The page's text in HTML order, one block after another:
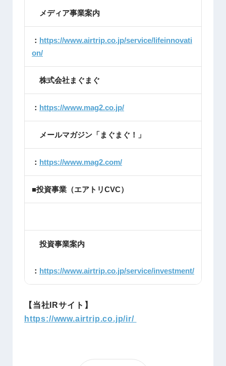
メディア事業案内
： https://www.airtrip.co.jp/service/lifeinnovati
on/
株式会社まぐまぐ
： https://www.mag2.co.jp/
メールマガジン「まぐまぐ！」
： https://www.mag2.com/
■投資事業（エアトリCVC）
投資事業案内
： https://www.airtrip.co.jp/service/investment/
【当社IRサイト】
https://www.airtrip.co.jp/ir/